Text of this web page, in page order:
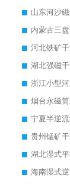
山东河沙
内蒙古三
河北铁矿
湖北强磁
浙江小型
烟台永磁
宁夏半逆
贵州锰矿
湖北湿式
海南湿式